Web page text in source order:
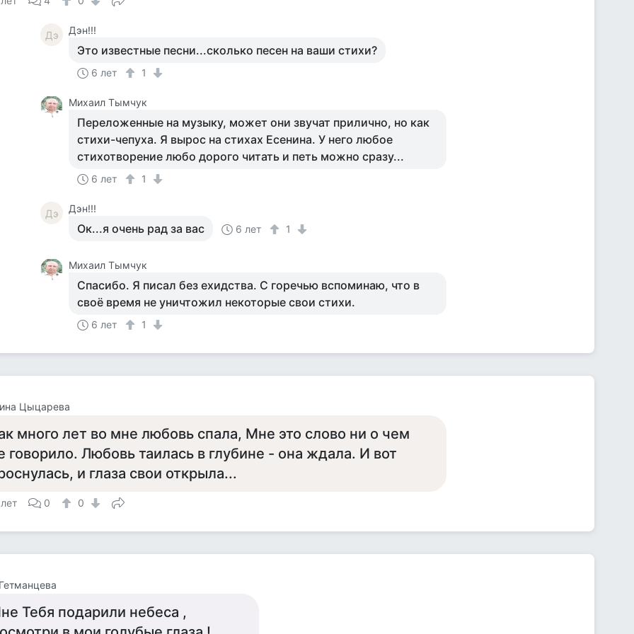
Дэ Дэн!!!
Это известные песни...сколько песен на ваши стихи?
6 лет 1
Михаил Тымчук
Переложенные на музыку, может они звучат прилично, но как
стихи-чепуха. Я вырос на стихах Есенина. У него любое
стихотворение любо дорого читать и петь можно сразу...
6 лет 1
Дэ Дэн!!!
Ок...я очень рад за вас 6 лет 1
Михаил Тымчук
Спасибо. Я писал без ехидства. С горечью вспоминаю, что в
своё время не уничтожил некоторые свои стихи.
6 лет 1
Цыцарева
много лет во мне любовь спала, Мне это слово ни о чем
говорило. Любовь таилась в глубине - она ждала. И вот
и глаза свои открыла...
0 0
Тебя подарили небеса ,